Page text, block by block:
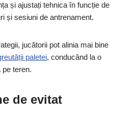
și ajustați tehnica în funcție de
și sesiuni de antrenament.
jucătorii pot alinia mai bine
paletei, conducând la o
pe teren.
de evitat